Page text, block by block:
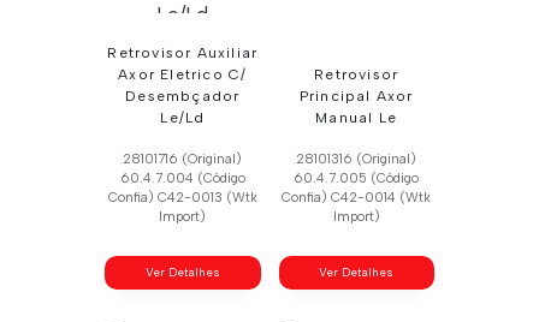
Retrovisor Auxiliar
Axor Eletrico C/
Desembçador
Le/Ld
28101716 (Original)
60.4.7.004 (Código
Confia) C42-0013 (Wtk
Import)
Ver Detalhes
Retrovisor
Principal Axor
Manual Le
28101316 (Original)
60.4.7.005 (Código
Confia) C42-0014 (Wtk
Import)
Ver Detalhes